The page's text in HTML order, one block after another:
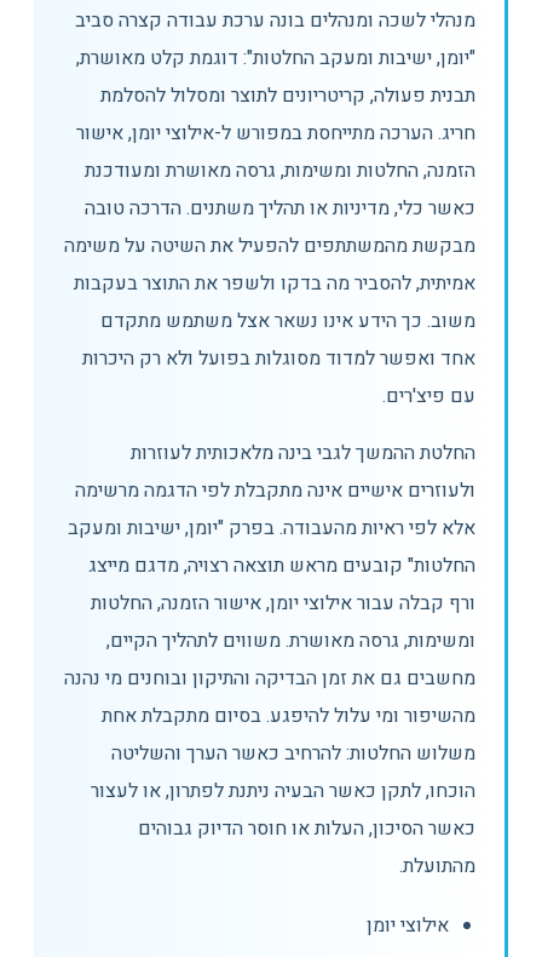
מנהלי לשכה ומנהלים בונה ערכת עבודה קצרה סביב
"יומן, ישיבות ומעקב החלטות": דוגמת קלט מאושרת,
תבנית פעולה, קריטריונים לתוצר ומסלול להסלמת
חריג. הערכה מתייחסת במפורש ל-אילוצי יומן, אישור
הזמנה, החלטות ומשימות, גרסה מאושרת ומעודכנת
כאשר כלי, מדיניות או תהליך משתנים. הדרכה טובה
מבקשת מהמשתתפים להפעיל את השיטה על משימה
אמיתית, להסביר מה בדקו ולשפר את התוצר בעקבות
משוב. כך הידע אינו נשאר אצל משתמש מתקדם
אחד ואפשר למדוד מסוגלות בפועל ולא רק היכרות
עם פיצ'רים.
החלטת ההמשך לגבי בינה מלאכותית לעוזרות
ולעוזרים אישיים אינה מתקבלת לפי הדגמה מרשימה
אלא לפי ראיות מהעבודה. בפרק "יומן, ישיבות ומעקב
החלטות" קובעים מראש תוצאה רצויה, מדגם מייצג
ורף קבלה עבור אילוצי יומן, אישור הזמנה, החלטות
ומשימות, גרסה מאושרת. משווים לתהליך הקיים,
מחשבים גם את זמן הבדיקה והתיקון ובוחנים מי נהנה
מהשיפור ומי עלול להיפגע. בסיום מתקבלת אחת
משלוש החלטות: להרחיב כאשר הערך והשליטה
הוכחו, לתקן כאשר הבעיה ניתנת לפתרון, או לעצור
כאשר הסיכון, העלות או חוסר הדיוק גבוהים
מהתועלת.
אילוצי יומן